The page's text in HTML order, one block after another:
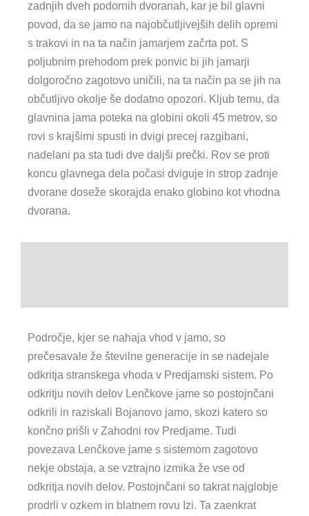
zadnjih dveh podornih dvoranah, kar je bil glavni
povod, da se jamo na najobčutljivejših delih opremi
s trakovi in na ta način jamarjem začrta pot. S
poljubnim prehodom prek ponvic bi jih jamarji
dolgoročno zagotovo uničili, na ta način pa se jih na
občutljivo okolje še dodatno opozori. Kljub temu, da
glavnina jama poteka na globini okoli 45 metrov, so
rovi s krajšimi spusti in dvigi precej razgibani,
nadelani pa sta tudi dve daljši prečki. Rov se proti
koncu glavnega dela počasi dviguje in strop zadnje
dvorane doseže skorajda enako globino kot vhodna
dvorana.
Področje, kjer se nahaja vhod v jamo, so
prečesavale že številne generacije in se nadejale
odkritja stranskega vhoda v Predjamski sistem. Po
odkritju novih delov Lenčkove jame so postojnčani
odkrili in raziskali Bojanovo jamo, skozi katero so
končno prišli v Zahodni rov Predjame. Tudi
povezava Lenčkove jame s sistemom zagotovo
nekje obstaja, a se vztrajno izmika že vse od
odkritja novih delov. Postojnčani so takrat najglobje
prodrli v ozkem in blatnem rovu Izi. Ta zaenkrat